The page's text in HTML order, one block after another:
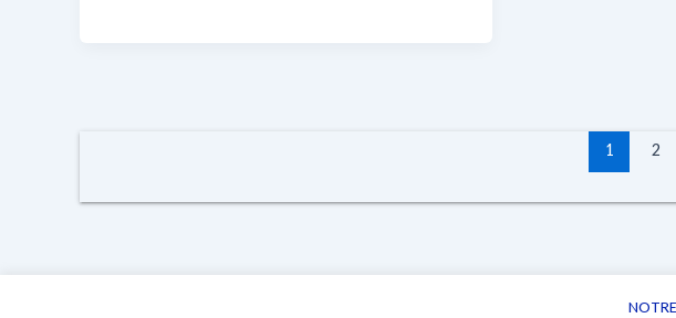
1 2